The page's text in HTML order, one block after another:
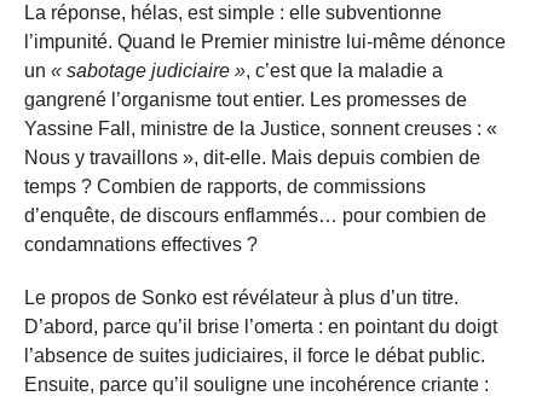
La réponse, hélas, est simple : elle subventionne
l’impunité. Quand le Premier ministre lui-même dénonce
un « sabotage judiciaire », c’est que la maladie a
gangrené l’organisme tout entier. Les promesses de
Yassine Fall, ministre de la Justice, sonnent creuses : «
Nous y travaillons », dit-elle. Mais depuis combien de
temps ? Combien de rapports, de commissions
d’enquête, de discours enflammés… pour combien de
condamnations effectives ?
Le propos de Sonko est révélateur à plus d’un titre.
D’abord, parce qu’il brise l’omerta : en pointant du doigt
l’absence de suites judiciaires, il force le débat public.
Ensuite, parce qu’il souligne une incohérence criante :